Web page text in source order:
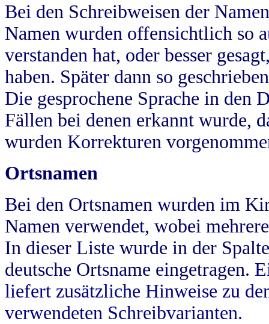
Bei den Schreibweisen der
Namen wurden offensichtlich so
verstanden hat, oder besser
haben. Später dann so
Die gesprochene Sprache in
Fällen bei denen erkannt wurde,
wurden Korrekturen
Ortsnamen
Bei den Ortsnamen wurden im
Namen verwendet, wobei
In dieser Liste wurde in der
deutsche Ortsname eingetragen.
liefert zusätzliche Hinweise zu
verwendeten Schreibvarianten.